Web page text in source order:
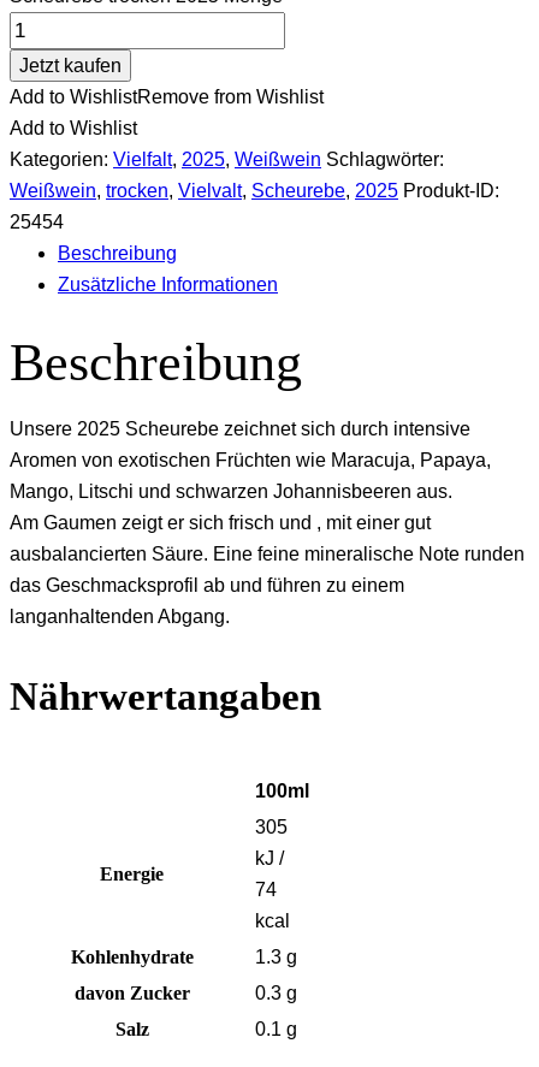
Jetzt kaufen
Add to WishlistRemove from Wishlist
Add to Wishlist
Kategorien: Vielfalt, 2025, Weißwein Schlagwörter:
Weißwein, trocken, Vielvalt, Scheurebe, 2025 Produkt-ID:
25454
Beschreibung
Zusätzliche Informationen
Beschreibung
Unsere 2025 Scheurebe zeichnet sich durch intensive
Aromen von exotischen Früchten wie Maracuja, Papaya,
Mango, Litschi und schwarzen Johannisbeeren aus.
Am Gaumen zeigt er sich frisch und , mit einer gut
ausbalancierten Säure. Eine feine mineralische Note runden
das Geschmacksprofil ab und führen zu einem
langanhaltenden Abgang.
Nährwertangaben
100ml
Energie
305
kJ /
74
kcal
Kohlenhydrate
1.3 g
davon Zucker
0.3 g
Salz
0.1 g